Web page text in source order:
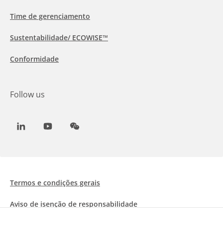
Time de gerenciamento
Sustentabilidade/ ECOWISE™
Conformidade
Follow us
LinkedInYoutubeWeChat
Termos e condições gerais
Aviso de isenção de responsabilidade